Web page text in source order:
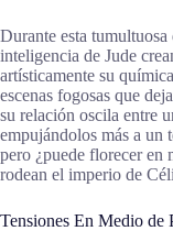
Durante esta
inteligencia de Jude
artísticamente su
escenas fogosas que
su relación oscila entre
empujándolos más a un
pero ¿puede florecer en
rodean el imperio de
Tensiones En Medio de